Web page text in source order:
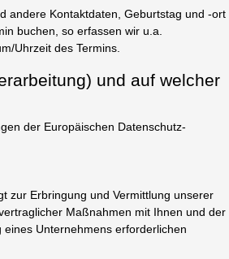
andere Kontaktdaten, Geburtstag und -ort
buchen, so erfassen wir u.a.
Uhrzeit des Termins.
und auf welcher
der Europäischen Datenschutz-
zur Erbringung und Vermittlung unserer
Maßnahmen mit Ihnen und der
Unternehmens erforderlichen